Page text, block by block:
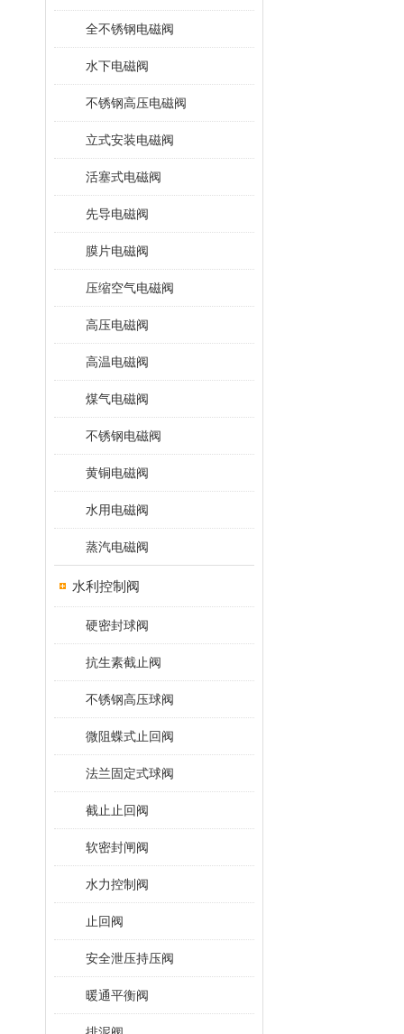
全不锈钢电磁阀
水下电磁阀
不锈钢高压电磁阀
立式安装电磁阀
活塞式电磁阀
先导电磁阀
膜片电磁阀
压缩空气电磁阀
高压电磁阀
高温电磁阀
煤气电磁阀
不锈钢电磁阀
黄铜电磁阀
水用电磁阀
蒸汽电磁阀
水利控制阀
硬密封球阀
抗生素截止阀
不锈钢高压球阀
微阻蝶式止回阀
法兰固定式球阀
截止止回阀
软密封闸阀
水力控制阀
止回阀
安全泄压持压阀
暖通平衡阀